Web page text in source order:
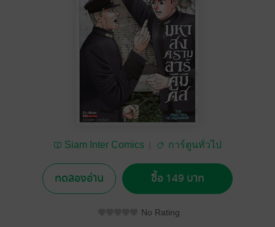
Siam Inter Comics การ์ตูนทั่วไป
ทดลองอ่าน ซื้อ 149 บาท
No Rating